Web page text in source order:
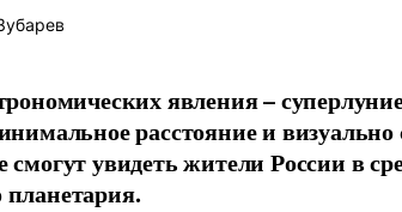
явления –
расстояние и
увидеть жители России в